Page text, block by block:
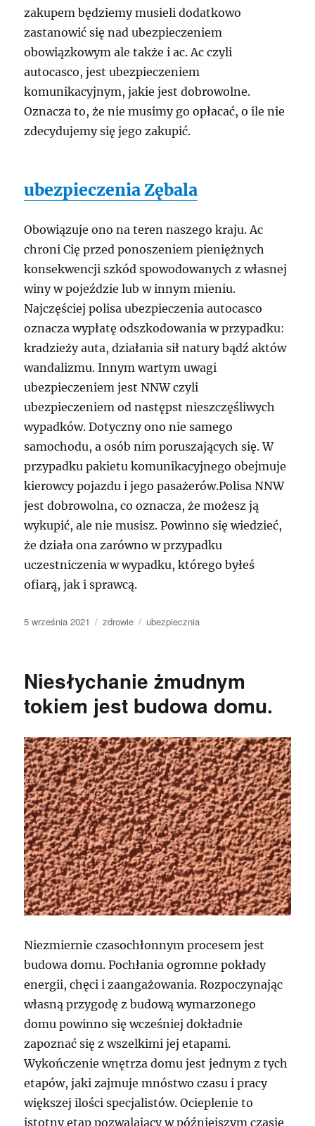
zakupem będziemy musieli dodatkowo
zastanowić się nad ubezpieczeniem
obowiązkowym ale także i ac. Ac czyli
autocasco, jest ubezpieczeniem
komunikacyjnym, jakie jest dobrowolne.
Oznacza to, że nie musimy go opłacać, o ile nie
zdecydujemy się jego zakupić.
ubezpieczenia Zębala
Obowiązuje ono na teren naszego kraju. Ac
chroni Cię przed ponoszeniem pieniężnych
konsekwencji szkód spowodowanych z własnej
winy w pojeździe lub w innym mieniu.
Najczęściej polisa ubezpieczenia autocasco
oznacza wypłatę odszkodowania w przypadku:
kradzieży auta, działania sił natury bądź aktów
wandalizmu. Innym wartym uwagi
ubezpieczeniem jest NNW czyli
ubezpieczeniem od następst nieszczęśliwych
wypadków. Dotyczny ono nie samego
samochodu, a osób nim poruszających się. W
przypadku pakietu komunikacyjnego obejmuje
kierowcy pojazdu i jego pasażerów.Polisa NNW
jest dobrowolna, co oznacza, że możesz ją
wykupić, ale nie musisz. Powinno się wiedzieć,
że działa ona zarówno w przypadku
uczestniczenia w wypadku, którego byłeś
ofiarą, jak i sprawcą.
Data
5 września 2021 Kategorie
zdrowie Tagi
ubezpiecznia
Niesłychanie żmudnym
tokiem jest budowa domu.
Niezmiernie czasochłonnym procesem jest
budowa domu. Pochłania ogromne pokłady
energii, chęci i zaangażowania. Rozpoczynając
własną przygodę z budową wymarzonego
domu powinno się wcześniej dokładnie
zapoznać się z wszelkimi jej etapami.
Wykończenie wnętrza domu jest jednym z tych
etapów, jaki zajmuje mnóstwo czasu i pracy
większej ilości specjalistów. Ocieplenie to
istotny etap pozwalający w późniejszym czasie